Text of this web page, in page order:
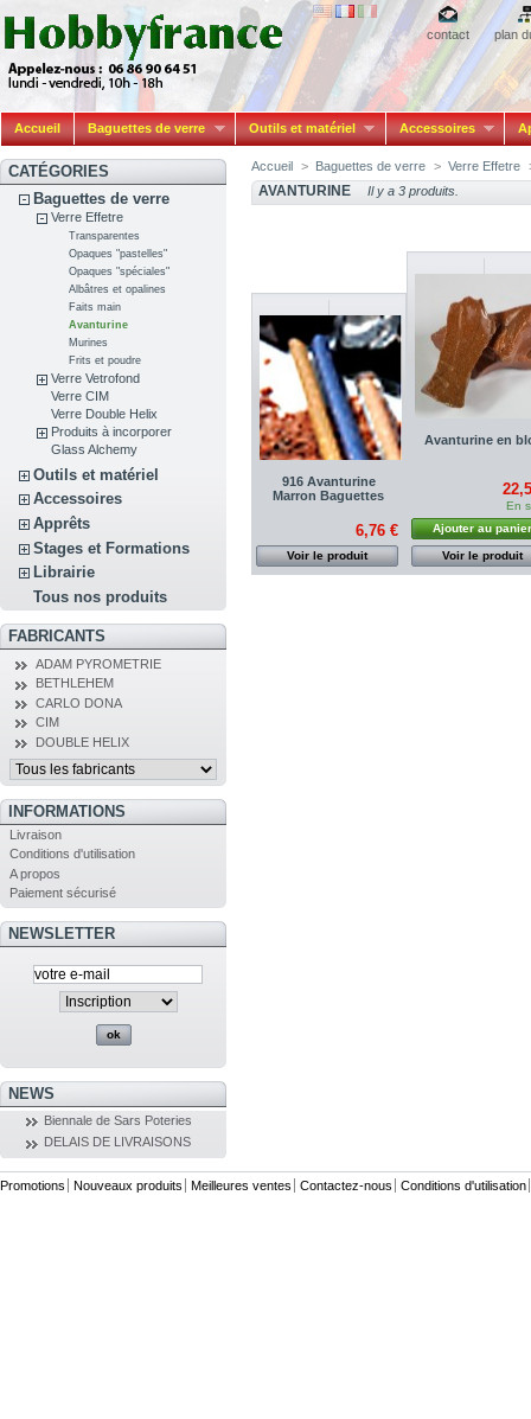
contact plan
Accueil Baguettes de verre Outils et matériel Accessoires
CATÉGORIES
Baguettes de verre
Verre Effetre
Transparentes
Opaques "pastelles"
Opaques "spéciales"
Albâtres et opalines
Faits main
Avanturine
Murines
Frits et poudre
Verre Vetrofond
Verre CIM
Verre Double Helix
Produits à incorporer
Glass Alchemy
Outils et matériel
Accessoires
Apprêts
Stages et Formations
Librairie
Tous nos produits
FABRICANTS
ADAM PYROMETRIE
BETHLEHEM
CARLO DONA
CIM
DOUBLE HELIX
INFORMATIONS
Livraison
Conditions d'utilisation
A propos
Paiement sécurisé
NEWSLETTER
NEWS
Biennale de Sars Poteries
DELAIS DE LIVRAISONS
Accueil > Baguettes de verre > Verre Effetre
AVANTURINE Il y a 3 produits.
916 Avanturine
Marron Baguettes
6,76 €
Voir le produit
Avanturine en
En
Ajouter au panier
Voir le produit
Promotions Nouveaux produits Meilleures ventes Contactez-nous Conditions d'utilisation